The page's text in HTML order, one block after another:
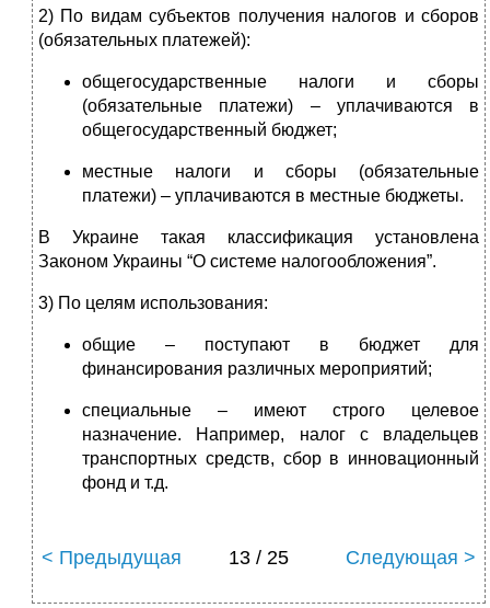
2) По видам субъектов получения налогов и сборов
(обязательных платежей):
общегосударственные налоги и сборы
(обязательные платежи) – уплачиваются в
общегосударственный бюджет;
местные налоги и сборы (обязательные
платежи) – уплачиваются в местные бюджеты.
В Украине такая классификация установлена
Законом Украины “О системе налогообложения”.
3) По целям использования:
общие – поступают в бюджет для
финансирования различных мероприятий;
специальные – имеют строго целевое
назначение. Например, налог с владельцев
транспортных средств, сбор в инновационный
фонд и т.д.
< Предыдущая 13 / 25 Следующая >